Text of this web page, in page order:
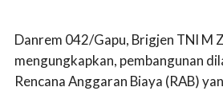
Danrem 042/Gapu, Brigjen TNI M
mengungkapkan, pembangunan
Rencana Anggaran Biaya (RAB)